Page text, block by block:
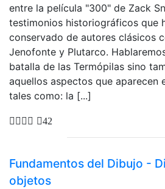
entre la película "300" de Zack
testimonios historiográficos que
conservado de autores clásicos
Jenofonte y Plutarco.
batalla de las Termópilas sino
aquellos aspectos que aparecen
tales como: la [...]
42
Fundamentos del Dibujo -
objetos